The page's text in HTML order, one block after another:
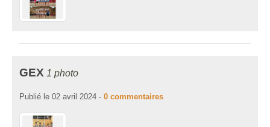
GEX 1 photo
Publié le 02 avril 2024 - 0 commentaires